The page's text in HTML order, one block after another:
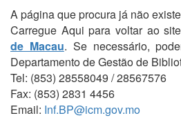
A página que procura já não
Carregue Aqui para voltar ao
de Macau. Se necessário,
Departamento de Gestão de
Tel: (853) 28558049 / 28567576
Fax: (853) 2831 4456
Email: Inf.BP@icm.gov.mo